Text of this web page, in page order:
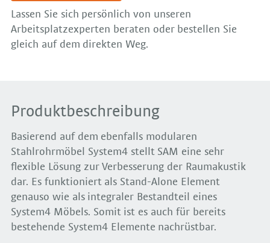
Lassen Sie sich persönlich von unseren
Arbeitsplatzexperten beraten oder bestellen Sie
gleich auf dem direkten Weg.
Produktbeschreibung
Basierend auf dem ebenfalls modularen
Stahlrohrmöbel System4 stellt SAM eine sehr
flexible Lösung zur Verbesserung der Raumakustik
dar. Es funktioniert als Stand-Alone Element
genauso wie als integraler Bestandteil eines
System4 Möbels. Somit ist es auch für bereits
bestehende System4 Elemente nachrüstbar.